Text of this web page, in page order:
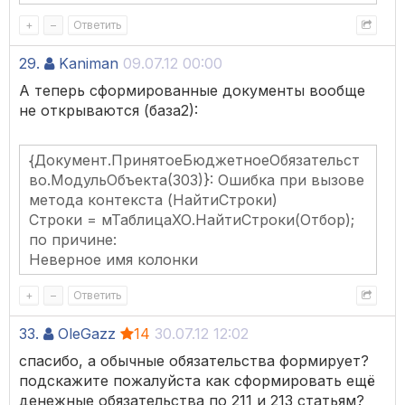
+ – Ответить
29. Kaniman 09.07.12 00:00
А теперь сформированные документы вообще
не открываются (база2):
{Документ.ПринятоеБюджетноеОбязательст
во.МодульОбъекта(303)}: Ошибка при вызове
метода контекста (НайтиСтроки)
Строки = мТаблицаХО.НайтиСтроки(Отбор);
по причине:
Неверное имя колонки
+ – Ответить
33. OleGazz 14 30.07.12 12:02
спасибо, а обычные обязательства формирует?
подскажите пожалуйста как сформировать ещё
денежные обязательства по 211 и 213 статьям?